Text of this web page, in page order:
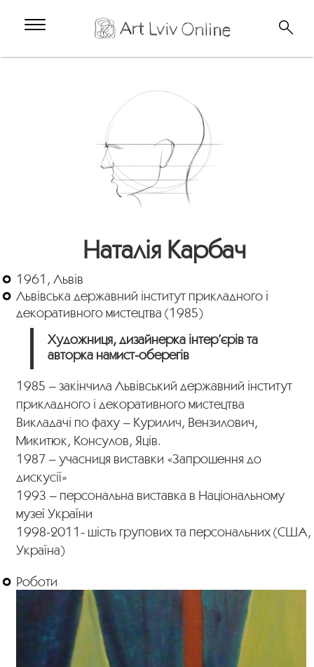
Наталія Карбач
1961, Львів
Львівська державний інститут прикладного і
декоративного мистецтва (1985)
Художниця, дизайнерка інтер’єрів та
авторка намист-оберегів
1985 – закінчила Львівський державний інститут
прикладного і декоративного мистецтва
Викладачі по фаху – Курилич, Вензилович,
Микитюк, Консулов, Яців.
1987 – учасниця виставки «Запрошення до
дискусії»
1993 – персональна виставка в Національному
музеї України
1998-2011- шість групових та персональних (США,
Україна)
Роботи